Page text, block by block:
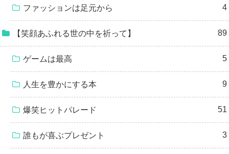
ファッションは足元から 4
【笑顔あふれる世の中を祈って】 89
ゲームは最高 5
人生を豊かにする本 9
爆笑ヒットパレード 51
誰もが喜ぶプレゼント 3